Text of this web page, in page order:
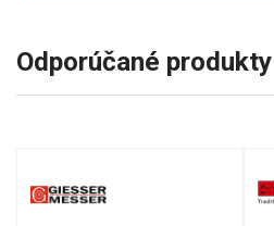
Odporúčané produkty